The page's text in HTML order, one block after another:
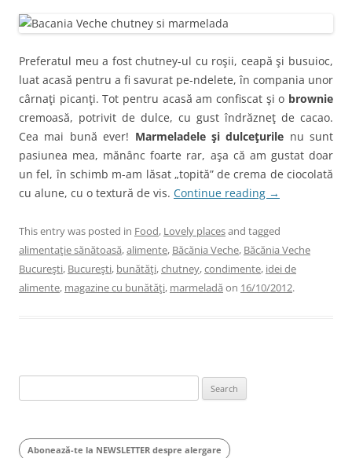
Preferatul meu a fost chutney-ul cu roşii, ceapă şi busuioc,
luat acasă pentru a fi savurat pe-ndelete, în compania unor
cârnaţi picanţi. Tot pentru acasă am confiscat şi o brownie
cremoasă, potrivit de dulce, cu gust îndrăzneţ de cacao.
Cea mai bună ever! Marmeladele şi dulceţurile nu sunt
pasiunea mea, mănânc foarte rar, aşa că am gustat doar
un fel, în schimb m-am lăsat „topită” de crema de ciocolată
cu alune, cu o textură de vis. Continue reading →
This entry was posted in Food, Lovely placesand tagged
alimentaţie sănătoasă,alimente, Băcănia Veche, Băcănia Veche
Bucureşti, Bucureşti, bunătăţi,chutney,condimente, idei de
alimente, magazine cu bunătăţi, marmeladă on 16/10/2012.
for:
Abonează-te la NEWSLETTER despre alergare